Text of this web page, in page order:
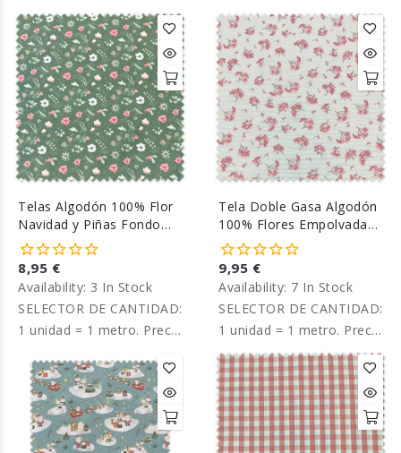
por metro.
por metro.
Telas Algodón 100% Flor
Navidad y Piñas Fondo
Verde
8,95 €
Availability: 3 In Stock
SELECTOR DE CANTIDAD:
1 unidad = 1 metro. Precio
Tela Doble Gasa Algodón
100% Flores Empolvadas
Fondo Crudo
9,95 €
Availability: 7 In Stock
SELECTOR DE CANTIDAD:
1 unidad = 1 metro. Precio
por metro.